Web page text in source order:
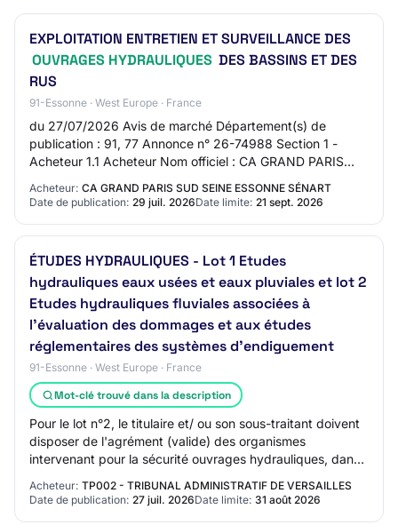
EXPLOITATION ENTRETIEN ET SURVEILLANCE DES
OUVRAGES HYDRAULIQUES DES BASSINS ET DES
RUS
91-Essonne · West Europe · France
du 27/07/2026 Avis de marché Département(s) de
publication : 91, 77 Annonce n° 26-74988 Section 1 -
Acheteur 1.1 Acheteur Nom officiel : CA GRAND PARIS
SUD SEINE ESSONNE SENART Forme juridique de l’a…
Acheteur: CA GRAND PARIS SUD SEINE ESSONNE SÉNART
Date de publication: 29 juil. 2026Date limite: 21 sept. 2026
ÉTUDES HYDRAULIQUES - Lot 1 Etudes
hydrauliques eaux usées et eaux pluviales et lot 2
Etudes hydrauliques fluviales associées à
l'évaluation des dommages et aux études
réglementaires des systèmes d'endiguement
91-Essonne · West Europe · France
Mot-clé trouvé dans la description
Pour le lot n°2, le titulaire et/ ou son sous-traitant doivent
disposer de l'agrément (valide) des organismes
intervenant pour la sécurité ouvrages hydrauliques, dans
Acheteur: TP002 - TRIBUNAL ADMINISTRATIF DE VERSAILLES
Date de publication: 27 juil. 2026Date limite: 31 août 2026